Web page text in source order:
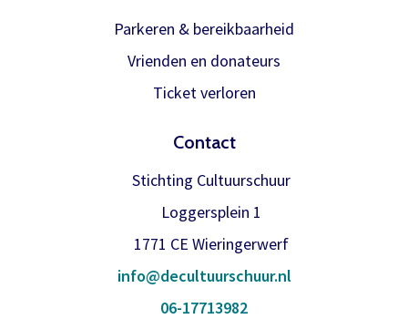
abonnement.
U krijgt dan bericht dat u gratis kan
reserveren, gewoon via de bestelknop
Meer info
Parkeren & bereikbaarheid
Vrienden en donateurs
Ticket verloren
Contact
Stichting Cultuurschuur
Loggersplein 1
1771 CE Wieringerwerf
info@decultuurschuur.nl
06-17713982